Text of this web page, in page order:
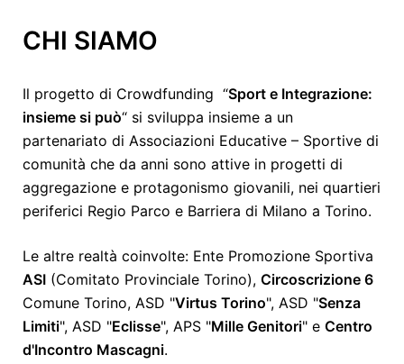
CHI SIAMO
Il progetto di Crowdfunding “Sport e Integrazione:
insieme si può“ si sviluppa insieme a un
partenariato di Associazioni Educative – Sportive di
comunità che da anni sono attive in progetti di
aggregazione e protagonismo giovanili, nei quartieri
periferici Regio Parco e Barriera di Milano a Torino.
Le altre realtà coinvolte: Ente Promozione Sportiva
ASI (Comitato Provinciale Torino), Circoscrizione 6
Comune Torino, ASD "Virtus Torino", ASD "Senza
Limiti", ASD "Eclisse", APS "Mille Genitori" e Centro
d'Incontro Mascagni.